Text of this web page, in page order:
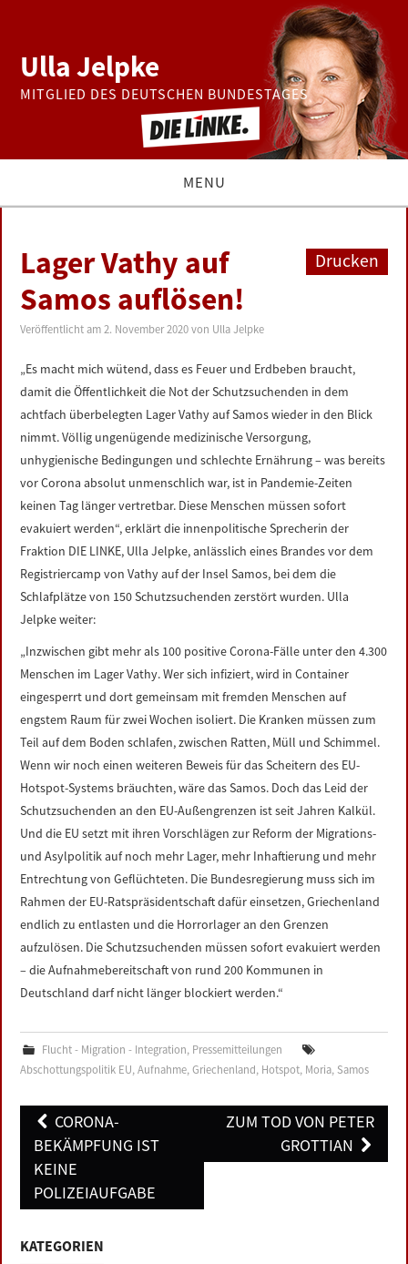
Ulla Jelpke
MITGLIED DES DEUTSCHEN BUNDESTAGES
MENU
BUNDESTAG
PRESSE
ZUR PERSON
LINKS
DATENSCHUTZERKLÄRUNG
IMPRESSUM
Drucken
Lager Vathy auf
Samos auflösen!
Veröffentlicht am2. November 2020 von Ulla Jelpke
„Es macht mich wütend, dass es Feuer und Erdbeben braucht,
damit die Öffentlichkeit die Not der Schutzsuchenden in dem
achtfach überbelegten Lager Vathy auf Samos wieder in den Blick
nimmt. Völlig ungenügende medizinische Versorgung,
unhygienische Bedingungen und schlechte Ernährung – was bereits
vor Corona absolut unmenschlich war, ist in Pandemie-Zeiten
keinen Tag länger vertretbar. Diese Menschen müssen sofort
evakuiert werden“, erklärt die innenpolitische Sprecherin der
Fraktion DIE LINKE, Ulla Jelpke, anlässlich eines Brandes vor dem
Registriercamp von Vathy auf der Insel Samos, bei dem die
Schlafplätze von 150 Schutzsuchenden zerstört wurden. Ulla
Jelpke weiter:
„Inzwischen gibt mehr als 100 positive Corona-Fälle unter den 4.300
Menschen im Lager Vathy. Wer sich infiziert, wird in Container
eingesperrt und dort gemeinsam mit fremden Menschen auf
engstem Raum für zwei Wochen isoliert. Die Kranken müssen zum
Teil auf dem Boden schlafen, zwischen Ratten, Müll und Schimmel.
Wenn wir noch einen weiteren Beweis für das Scheitern des EU-
Hotspot-Systems bräuchten, wäre das Samos. Doch das Leid der
Schutzsuchenden an den EU-Außengrenzen ist seit Jahren Kalkül.
Und die EU setzt mit ihren Vorschlägen zur Reform der Migrations-
und Asylpolitik auf noch mehr Lager, mehr Inhaftierung und mehr
Entrechtung von Geflüchteten. Die Bundesregierung muss sich im
Rahmen der EU-Ratspräsidentschaft dafür einsetzen, Griechenland
endlich zu entlasten und die Horrorlager an den Grenzen
aufzulösen. Die Schutzsuchenden müssen sofort evakuiert werden
– die Aufnahmebereitschaft von rund 200 Kommunen in
Deutschland darf nicht länger blockiert werden.“
Flucht - Migration - Integration, Pressemitteilungen
Abschottungspolitik EU,Aufnahme,Griechenland, Hotspot, Moria, Samos
Post
navigation
CORONA-
BEKÄMPFUNG IST
KEINE
POLIZEIAUFGABE
ZUM TOD VON PETER
GROTTIAN
KATEGORIEN